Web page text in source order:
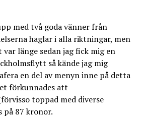
med två goda vänner från
haglar i alla riktningar, men
var länge sedan jag fick mig en
så kände jag mig
en del av menyn inne på detta
förkunnades att
toppad med diverse
på 87 kronor.